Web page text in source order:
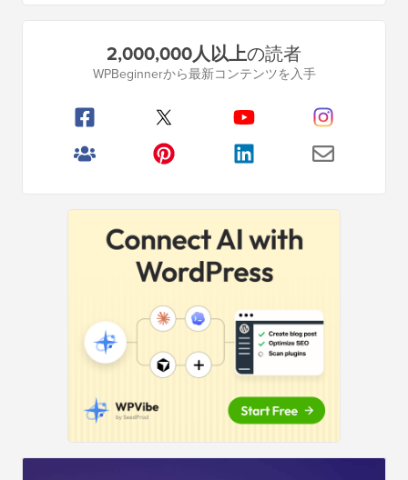
ペ
ー
ジ
ジ
ジ
イ
2,000,000人以上の読者
WPBeginnerから最新コンテンツを入手